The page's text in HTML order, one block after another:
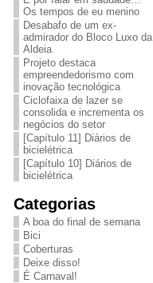
Os tempos de eu menino
Desabafo de um ex-
admirador do Bloco Luxo da
Aldeia
Projeto destaca
empreendedorismo com
inovação tecnológica
Ciclofaixa de lazer se
consolida e incrementa os
negócios do setor
[Capítulo 11] Diários de
bicielétrica
[Capítulo 10] Diários de
bicielétrica
Categorias
A boa do final de semana
Bici
Coberturas
Deixe disso!
É Carnaval!